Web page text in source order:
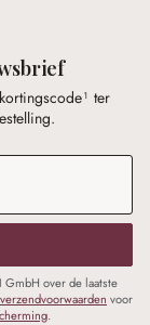
ter
GmbH over de laatste
verzendvoorwaarden voor
.